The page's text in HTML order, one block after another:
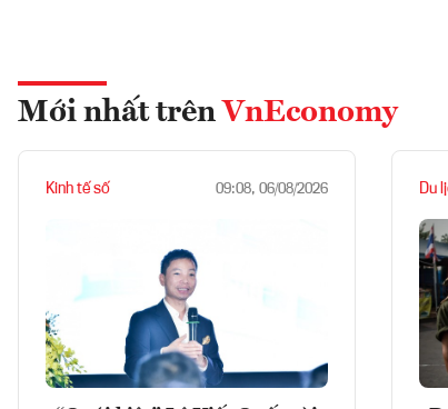
Mới nhất trên VnEconomy
Kinh tế số 09:08, 06/08/2026 Du